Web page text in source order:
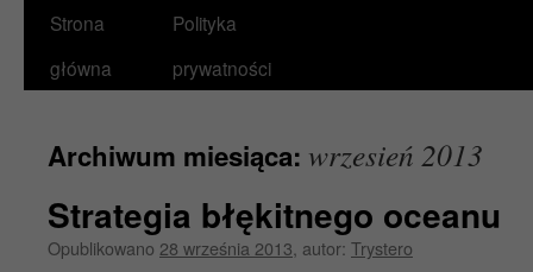
Przejdź
do
Strona
główna
Polityka
prywatności
Archiwum miesiąca: wrzesień 2013
Strategia błękitnego oceanu
Opublikowano 28 września 2013 autor: Trystero